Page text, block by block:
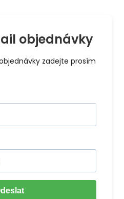
objednávky
zadejte prosím